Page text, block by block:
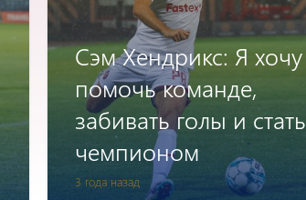
3 года назад
Сэм Хендрикс։ Я хочу
помочь команде,
забивать голы и стать
чемпионом